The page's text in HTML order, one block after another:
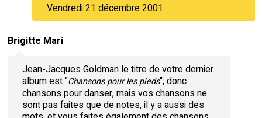
Vendredi 21 décembre 2001
Brigitte Mari
Jean-Jacques Goldman le titre de votre dernier
album est "Chansons pour les pieds", donc
chansons pour danser, mais vos chansons ne
sont pas faites que de notes, il y a aussi des